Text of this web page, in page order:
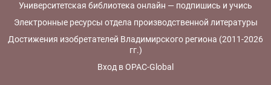
Университетская библиотека онлайн — подпишись и учись
Электронные ресурсы отдела производственной литературы
Достижения изобретателей Владимирского региона (2011-2026
гг.)
Вход в OPAC-Global